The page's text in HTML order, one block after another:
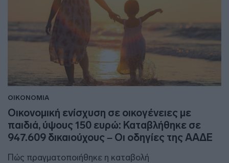
ΟΙΚΟΝΟΜΙΑ
Οικονομική ενίσχυση σε οικογένειες με
παιδιά, ύψους 150 ευρώ: Καταβλήθηκε σε
947.609 δικαιούχους – Οι οδηγίες της ΑΑΔΕ
Πώς πραγματοποιήθηκε η καταβολή